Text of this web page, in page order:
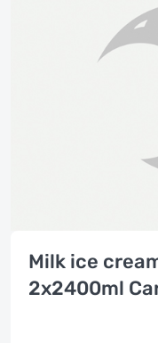
Milk ice
2x2400ml